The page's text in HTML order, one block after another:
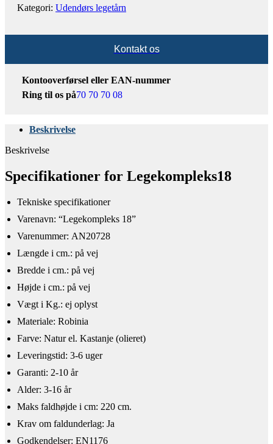
Kategori: Udendørs legetårn
Kontakt os
Kontooverførsel eller EAN-nummer
Ring til os på70 70 70 08
Beskrivelse
Beskrivelse
Specifikationer for Legekompleks18
Tekniske specifikationer​
​Varenavn: “Legekompleks 18”
Varenummer: AN20728
Længde i cm.: på vej
Bredde i cm.: på vej
Højde i cm.: på vej
Vægt i Kg.: ej oplyst
Materiale: Robinia
Farve: Natur el. Kastanje (olieret)
Leveringstid: 3-6 uger
Garanti: 2-10 år
Alder: 3-16 år
​Maks faldhøjde i cm: 220 cm.
Krav om faldunderlag: Ja
Godkendelser: EN1176